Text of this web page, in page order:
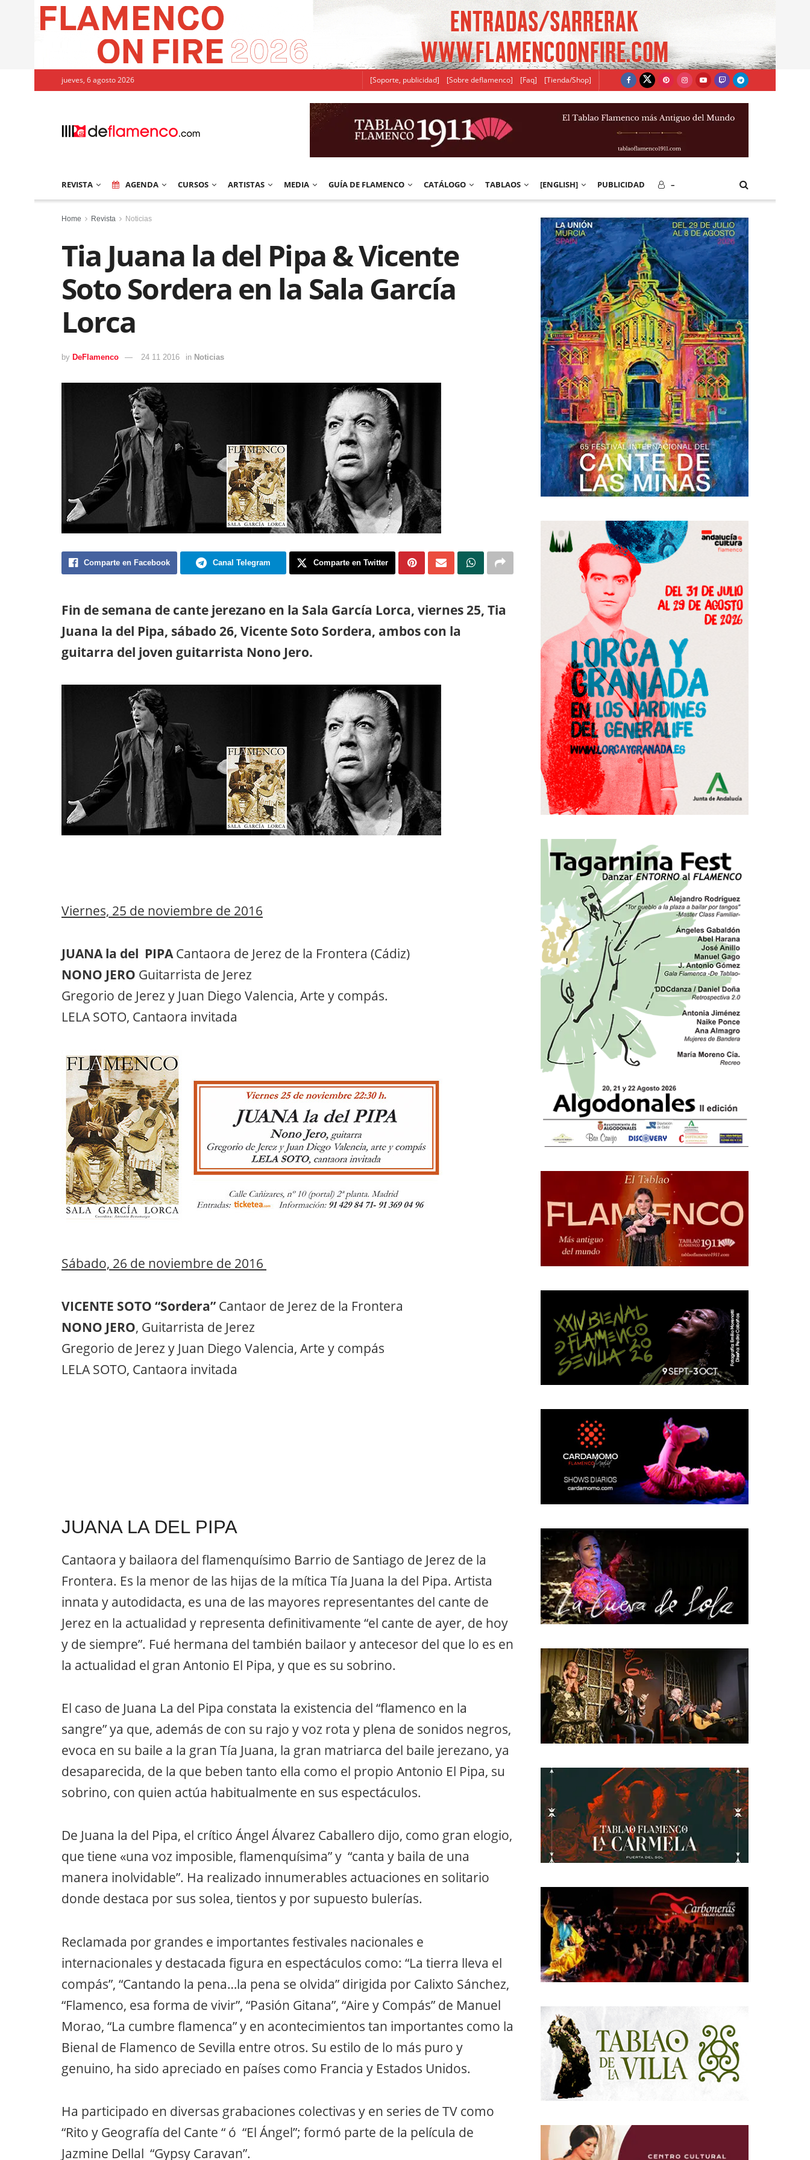
jueves, 6 agosto 2026 [Soporte, publicidad] [Sobre deflamenco] [Faq] [Tienda/Shop]
REVISTA AGENDA CURSOS ARTISTAS MEDIA GUÍA DE FLAMENCO CATÁLOGO TABLAOS [ENGLISH] PUBLICIDAD –
Home Revista Noticias
Tia Juana la del Pipa & Vicente
Soto Sordera en la Sala García
Lorca
by DeFlamenco 24 11 2016 in Noticias
Comparte en Facebook Canal Telegram Comparte en Twitter
Fin de semana de cante jerezano en la Sala García Lorca, viernes 25, Tia
Juana la del Pipa, sábado 26, Vicente Soto Sordera, ambos con la
guitarra del joven guitarrista Nono Jero.
Viernes, 25 de noviembre de 2016
JUANA la del PIPACantaora de Jerez de la Frontera (Cádiz)
NONO JERO Guitarrista de Jerez
Gregorio de Jerez y Juan Diego Valencia, Arte y compás.
LELA SOTO, Cantaora invitada
Sábado, 26 de noviembre de 2016
VICENTE SOTO “Sordera” Cantaor de Jerez de la Frontera
NONO JERO, Guitarrista de Jerez
Gregorio de Jerez y Juan Diego Valencia, Arte y compás
LELA SOTO, Cantaora invitada
innata y autodidacta, es una de las mayores representantes del cante de
Jerez en la actualidad y representa definitivamente “el cante de ayer, de hoy
y de siempre”. Fué hermana del también bailaor y antecesor del que lo es en
la actualidad el gran Antonio El Pipa, y que es su sobrino.
El caso de Juana La del Pipa constata la existencia del “flamenco en la
sangre” ya que, además de con su rajo y voz rota y plena de sonidos negros,
desaparecida, de la que beben tanto ella como el propio Antonio El Pipa, su
sobrino, con quien actúa habitualmente en sus espectáculos.
De Juana la del Pipa, el crítico Ángel Álvarez Caballero dijo, como gran elogio,
que tiene «una voz imposible, flamenquísima” y “canta y baila de una
donde destaca por sus solea, tientos y por supuesto bulerías.
Reclamada por grandes e importantes festivales nacionales e
internacionales y destacada figura en espectáculos como: “La tierra lleva el
“Flamenco, esa forma de vivir”, “Pasión Gitana”, “Aire y Compás” de Manuel
Morao, “La cumbre flamenca” y en acontecimientos tan importantes como la
Bienal de Flamenco de Sevilla entre otros. Su estilo de lo más puro y
genuino, ha sido apreciado en países como Francia y Estados Unidos.
Ha participado en diversas grabaciones colectivas y en series de TV como
“Rito y Geografía del Cante “ ó “El Ángel”; formó parte de la película de
Actualmente esta preparando su primer disco en solitario, y alternando sus
actuaciones con sus intervenciones como Cantaora invitada en el